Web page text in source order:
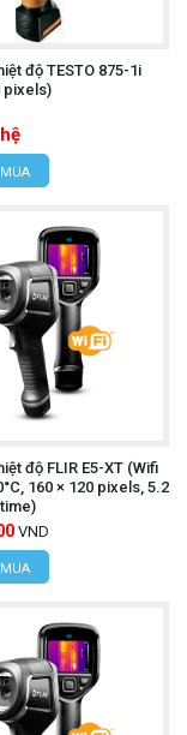
Tiết kiệm pin khi
nhiều đối tượng
T UTi720E
để khởi động
năng để chọn
ghi hình ảnh,
đo:Hướng
bảo khoảng
độ TESTO 875-1i
pixels)
độ FLIR E5-XT (Wifi
160 × 120 pixels, 5.2
VND